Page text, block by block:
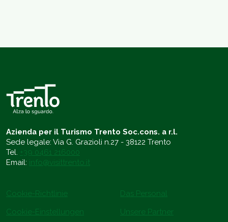
Azienda per il Turismo Trento Soc.cons. a r.l.
Sede legale: Via G. Grazioli n.27 - 38122 Trento
Tel. +39 0461 216000
Email: info@visittrento.it
Cookie-Richtlinie
Cookie-Einstellungen
Das Personal
Unsere Partner